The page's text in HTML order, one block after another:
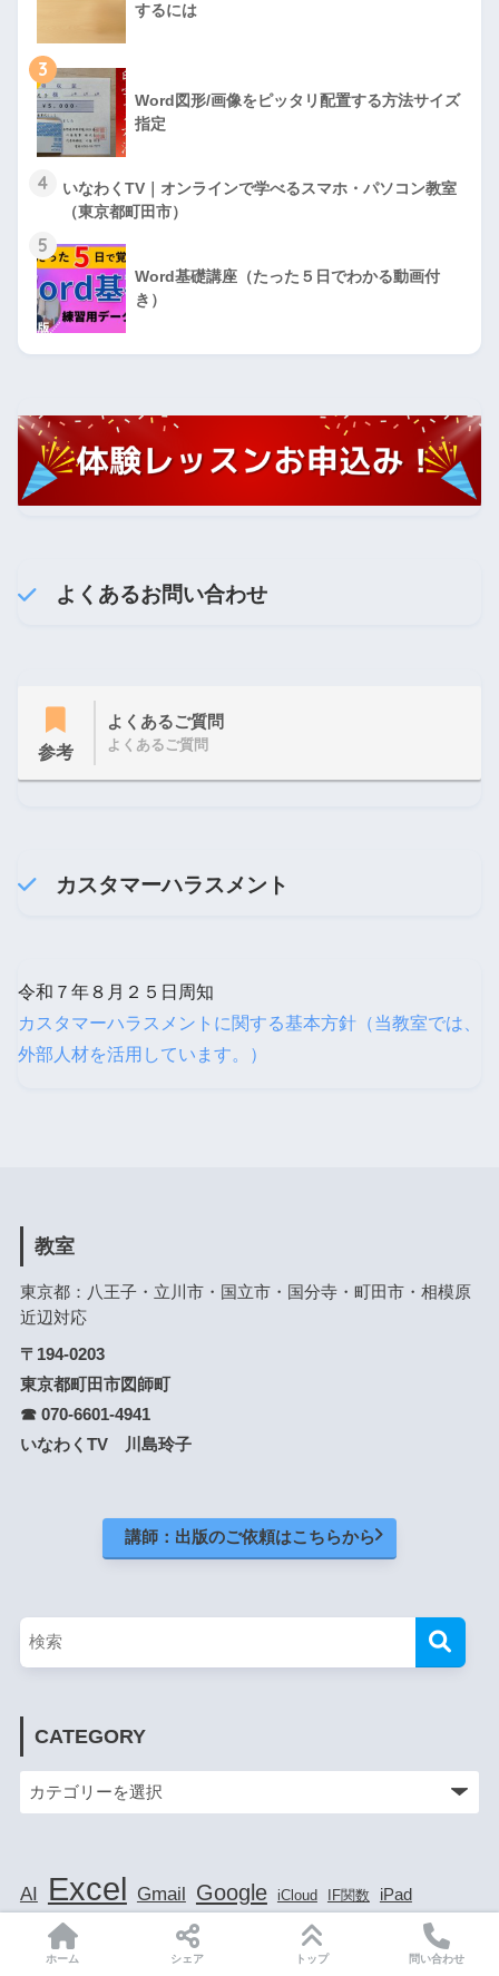
するには
3
Word図形/画像をピッタリ配置する方法サイズ
指定
4
いなわくTV｜オンラインで学べるスマホ・パソコン教室
（東京都町田市）
5
Word基礎講座（たった５日でわかる動画付
き）
よくあるお問い合わせ
参考
よくあるご質問
よくあるご質問
カスタマーハラスメント
令和７年８月２５日周知
カスタマーハラスメントに関する基本方針（当教室では、
外部人材を活用しています。）
教室
東京都：八王子・立川市・国立市・国分寺・町田市・相模原
近辺対応
〒194-0203
東京都町田市図師町
☎ 070-6601-4941
いなわくTV 川島玲子
講師：出版のご依頼はこちらから
CATEGORY
AI Excel Gmail Google iCloud IF関数 iPad
iPhone Microsoft Edge Onedrive Word
ホーム シェア トップ 問い合わせ